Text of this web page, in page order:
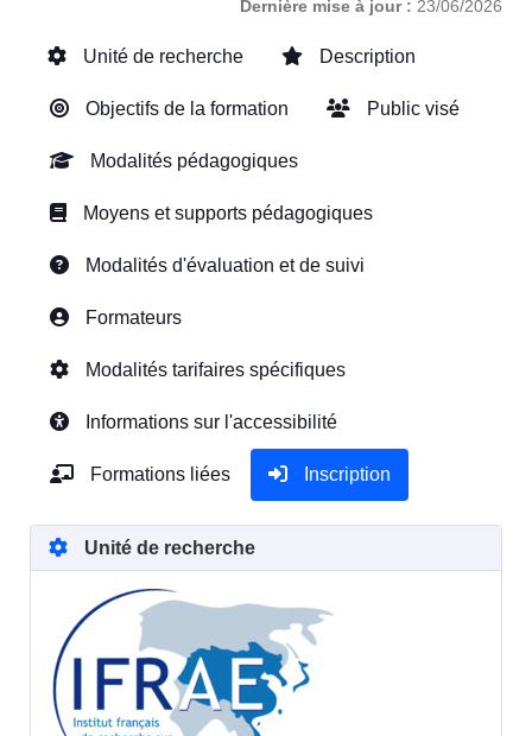
Dernière mise à jour : 23/06/2026
Unité de recherche Description
Objectifs de la formation Public visé
Modalités pédagogiques
Moyens et supports pédagogiques
Modalités d'évaluation et de suivi
Formateurs
Modalités tarifaires spécifiques
Informations sur l'accessibilité
Formations liées Inscription
Unité de recherche